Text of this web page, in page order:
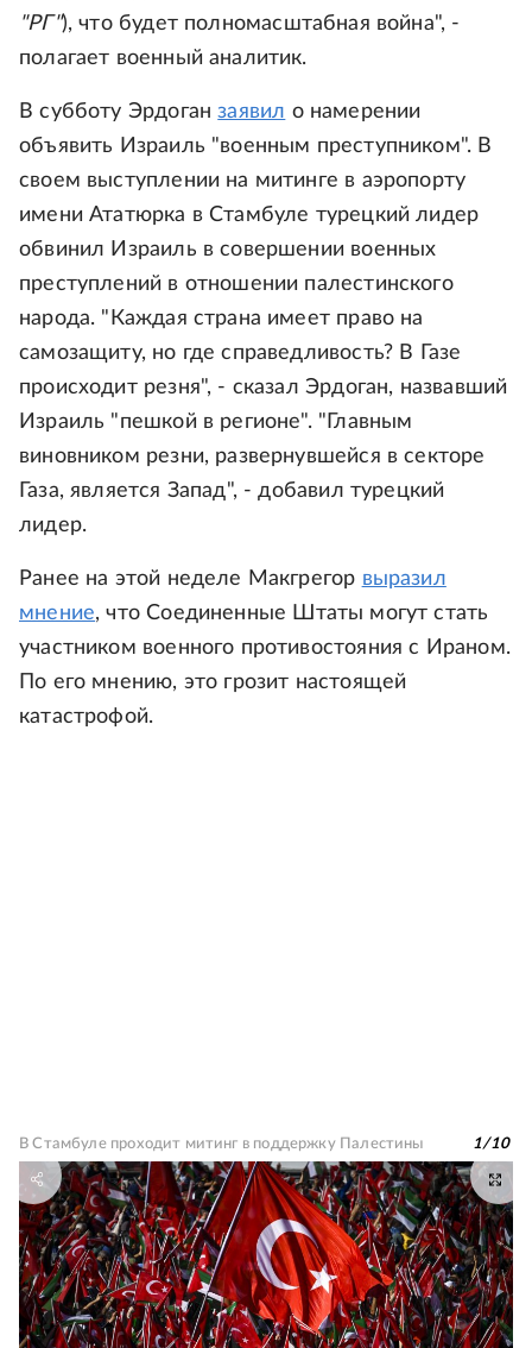
"РГ"), что будет полномасштабная война", -
полагает военный аналитик.
В субботу Эрдоганзаявил о намерении
объявить Израиль "военным преступником". В
своем выступлении на митинге в аэропорту
имени Ататюрка в Стамбуле турецкий лидер
обвинил Израиль в совершении военных
преступлений в отношении палестинского
народа. "Каждая страна имеет право на
самозащиту, но где справедливость? В Газе
происходит резня", - сказал Эрдоган, назвавший
Израиль "пешкой в регионе". "Главным
виновником резни, развернувшейся в секторе
Газа, является Запад", - добавил турецкий
лидер.
Ранее на этой неделе Макгрегор выразил
мнение, что Соединенные Штаты могут стать
участником военного противостояния с Ираном.
По его мнению, это грозит настоящей
катастрофой.
В Стамбуле проходит митинг в поддержку Палестины 1/10